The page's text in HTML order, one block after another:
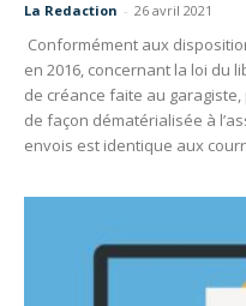
La Redaction - 26 avril 2021
Conformément aux
en 2016, concernant la loi du
de créance faite au
de façon dématérialisée à
envois est identique aux